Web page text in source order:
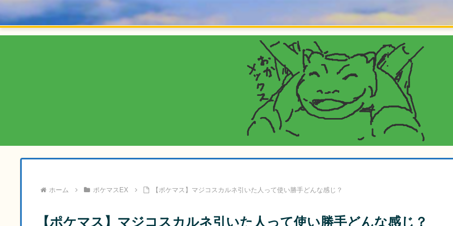
ホーム ポケマスEX 【ポケマス】マジコスカルネ引いた人って使い勝手どんな感じ？
【ポケマス】マジコスカルネ引いた人って使い勝手どんな感じ？